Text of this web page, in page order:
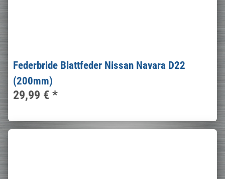
Federbride Blattfeder Nissan Navara D22
(200mm)
29,99 € *